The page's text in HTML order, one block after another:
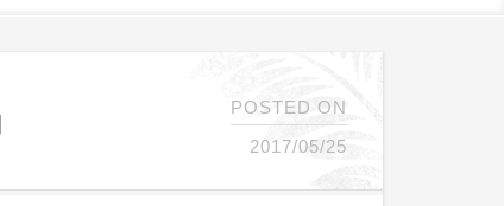
POSTED ON
2017/05/25